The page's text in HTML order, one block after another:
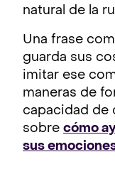
natural de la
Una frase
guarda sus
imitar ese
maneras de
capacidad de
sobre cómo
sus